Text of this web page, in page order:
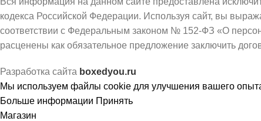
кодекса Российской Федерации. Используя сайт, вы
соответствии с Федеральным законом № 152-ФЗ «О
расценены как обязательное предложение заключить
Разработка сайта boxedyou.ru
Мы используем файлы cookie для улучшения вашего
Больше информации Принять
Магазин